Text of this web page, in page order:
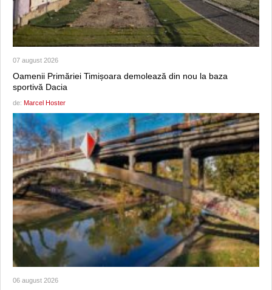
07 august 2026
Oamenii Primăriei Timișoara demolează din nou la baza
sportivă Dacia
de: Marcel Hoster
06 august 2026